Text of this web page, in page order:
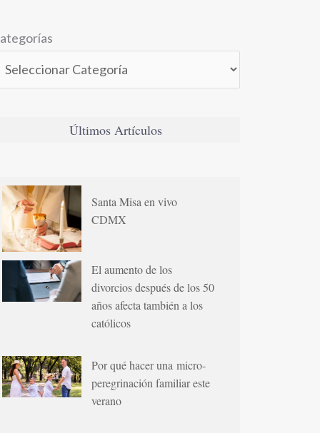
Últimos Artículos
Santa Misa en vivo
CDMX
El aumento de los
divorcios después de los 50
años afecta también a los
católicos
Por qué hacer una micro-
peregrinación familiar este
verano